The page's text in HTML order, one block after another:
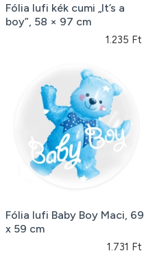
Fólia lufi kék cumi „It’s a
boy”, 58 × 97 cm
1.235 Ft
Fólia lufi Baby Boy Maci, 69
x 59 cm
1.731 Ft